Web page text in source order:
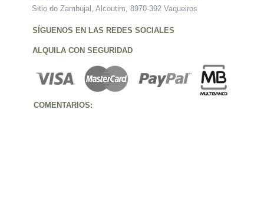
Sitio do Zambujal, Alcoutim, 8970-392 Vaqueiros
SÍGUENOS EN LAS REDES SOCIALES
ALQUILA CON SEGURIDAD
COMENTARIOS: